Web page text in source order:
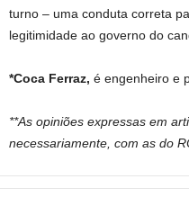
turno – uma conduta correta
legitimidade ao governo do
*Coca Ferraz, é engenheiro e
**As opiniões expressas em
necessariamente, com as do